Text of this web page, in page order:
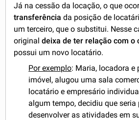
Já na cessão da locação, o que
transferência da posição de
um terceiro, que o substitui. Nesse
originaldeixa de ter relação com o
possui um novo locatário.
Por exemplo: Maria, locadora e
imóvel, alugou uma sala
locatário e empresário
algum tempo, decidiu que seria
desenvolver as atividades em